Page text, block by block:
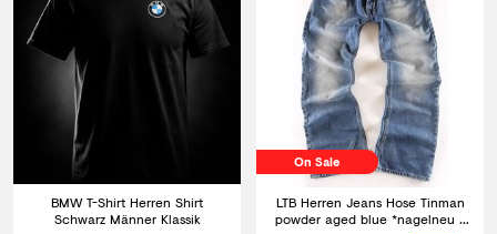
BMW T-Shirt Herren Shirt
Schwarz Männer Klassik
On Sale
LTB Herren Jeans Hose Tinman
powder aged blue *nagelneu *